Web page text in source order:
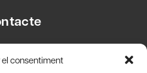
el consentiment
Barcelona